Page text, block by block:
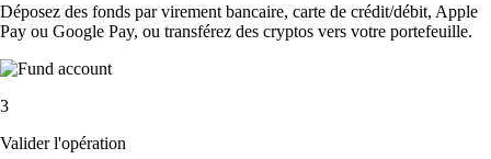
Déposez des fonds par virement bancaire, carte de crédit/débit, Apple
Pay ou Google Pay, ou transférez des cryptos vers votre portefeuille.
3
Valider l'opération